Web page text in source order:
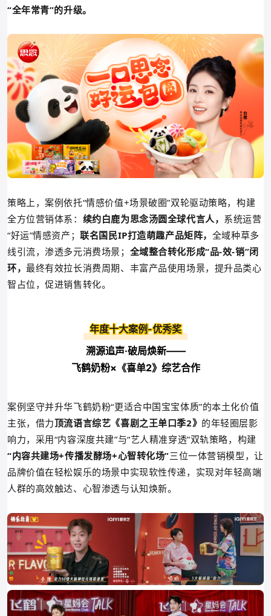
“全年常青”的升级。
策略上，案例依托“情感价值+场景破圈”双轮驱动策略，构建
全方位营销体系： 续约白鹿为思念汤圆全球代言人， 系统运营
“好运”情感资产；联名国民IP打造萌趣产品矩阵， 全域种草多
线引流，渗透多元消费场景； 全域整合转化形成“品-效-销”闭
环，最终有效拉长消费周期、丰富产品使用场景， 提升品类心
智占位，促进销售转化。
年度十大案例-优秀奖
溯源追声·破局焕新——
飞鹤奶粉×《喜单2》综艺合作
案例坚守并升华飞鹤奶粉“更适合中国宝宝体质”的本土化价值
主张， 借力顶流语言综艺《喜剧之王单口季2》 的年轻圈层影
响力，采用“内容深度共建”与“艺人精准穿透”双轨策略， 构建
“内容共建场+传播发酵场+心智转化场”三位一体营销模型 ，让
品牌价值在轻松娱乐的场景中实现软性传递，实现对年轻高端
人群的高效触达、心智渗透与认知焕新。